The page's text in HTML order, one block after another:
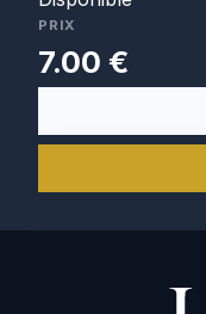
PRIX
7.00 €